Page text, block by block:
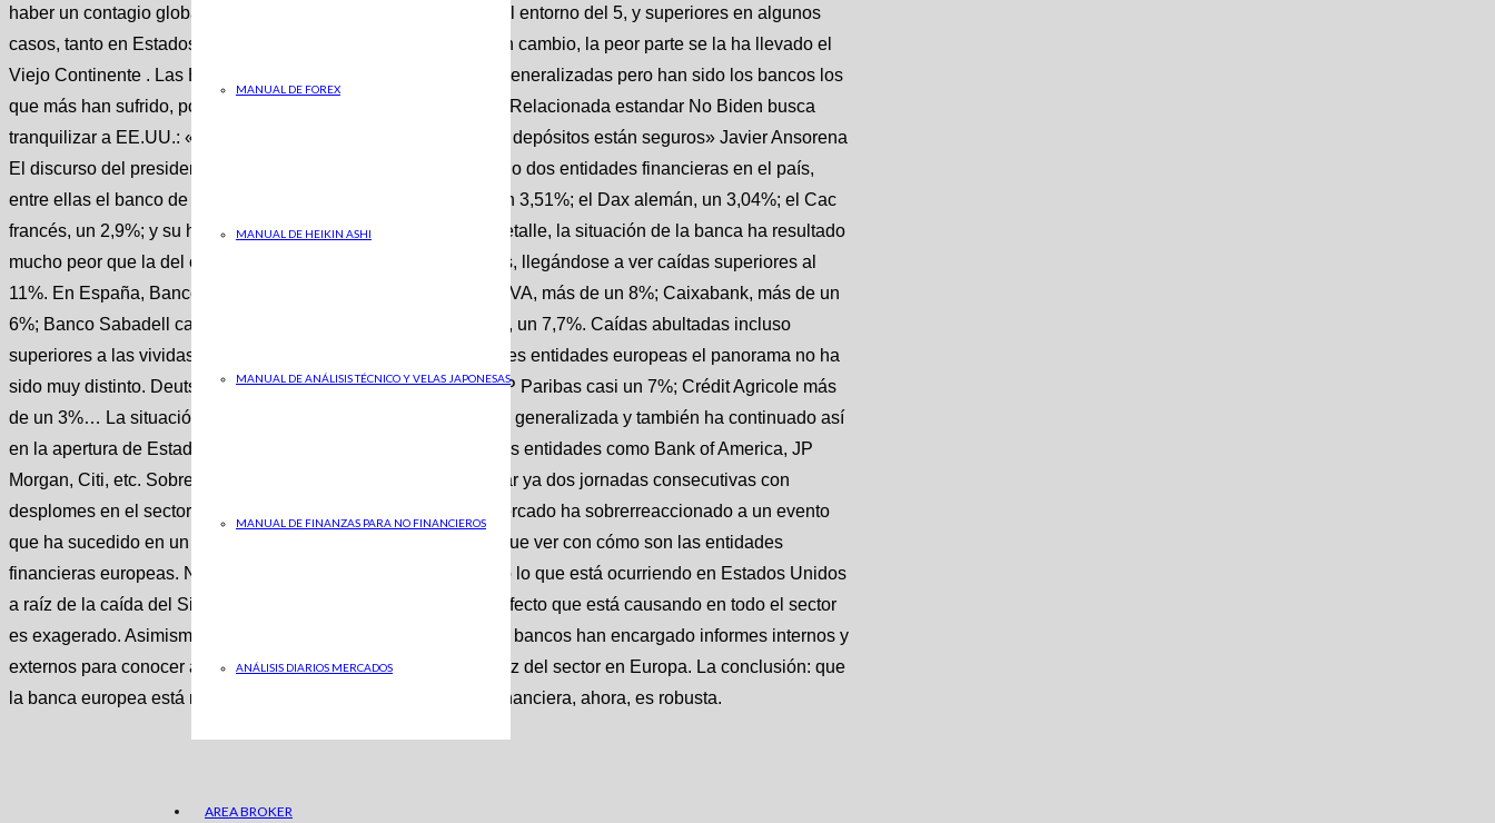
MANUAL DE FOREX
MANUAL DE HEIKIN ASHI
MANUAL DE ANÁLISIS TÉCNICO Y VELAS JAPONESAS
MANUAL DE FINANZAS PARA NO FINANCIEROS
ANÁLISIS DIARIOS MERCADOS
AREA BROKER
haber un contagio global. El viernes ya se produjeron caídas del entorno del 5, y superiores en algunos
casos, tanto en Estados Unidos como en Europa. Este lunes, en cambio, la peor parte se la ha llevado el
Viejo Continente . Las Bolsas europeas han registrado caídas generalizadas pero han sido los bancos los
que más han sufrido, por segunda jornada consecutiva. Noticia Relacionada estandar No Biden busca
tranquilizar a EE.UU.: «El sistema bancario es seguro, vuestros depósitos están seguros» Javier Ansorena
El discurso del presidente llega después de que hayan quebrado dos entidades financieras en el país,
entre ellas el banco de Silicon Valley El Ibex 35 se ha dejado un 3,51%; el Dax alemán, un 3,04%; el Cac
francés, un 2,9%; y su homólogo italiano, un 4,05%. Yendo al detalle, la situación de la banca ha resultado
mucho peor que la del conjunto de grandes selectivos europeos, llegándose a ver caídas superiores al
11%. En España, Banco Santander ha caído más de un 7%; BBVA, más de un 8%; Caixabank, más de un
6%; Banco Sabadell casi un 12%; Bankinter un 8,5%; y Unicaja, un 7,7%. Caídas abultadas incluso
superiores a las vividas el viernes pasado. En el resto de grandes entidades europeas el panorama no ha
sido muy distinto. Deutsche Bank se ha dejado casi un 5%; BNP Paribas casi un 7%; Crédit Agricole más
de un 3%… La situación a la baja en los mercados europeos es generalizada y también ha continuado así
en la apertura de Estados Unidos registrando caídas las grandes entidades como Bank of America, JP
Morgan, Citi, etc. Sobrerreacción del mercado Pese a encadenar ya dos jornadas consecutivas con
desplomes en el sector, fuentes financieras sostienen que el mercado ha sobrerreaccionado a un evento
que ha sucedido en un banco local americano que nada tiene que ver con cómo son las entidades
financieras europeas. No desdeñan la necesidad de vigilar todo lo que está ocurriendo en Estados Unidos
a raíz de la caída del Silicon Valley Bank, pero sí creen que el efecto que está causando en todo el sector
es exagerado. Asimismo, como ha publicado este periódico, los bancos han encargado informes internos y
externos para conocer a fondo cómo está la situación de liquidez del sector en Europa. La conclusión: que
la banca europea está mejor que la americana y que la salud financiera, ahora, es robusta.